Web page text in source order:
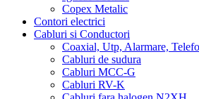
Copex Metalic
Contori electrici
Cabluri si Conductori
Coaxial, Utp, Alarmare,
Cabluri de sudura
Cabluri MCC-G
Cabluri RV-K